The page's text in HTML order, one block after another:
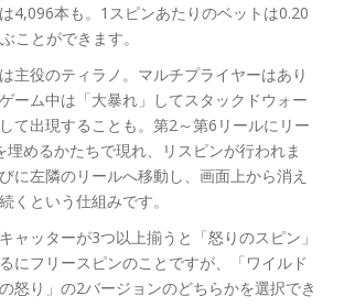
4,096本も。1スピンあたりのベットは0.20
ことができます。
主役のティラノ。マルチプライヤーはあり
ーム中は「大暴れ」してスタックドウォー
て出現することも。第2～第6リールにリー
埋めるかたちで現れ、リスピンが行われま
に左隣のリールへ移動し、画面上から消え
くという仕組みです。
ャッターが3つ以上揃うと「怒りのスピン」
にフリースピンのことですが、「ワイルド
怒り」の2バージョンのどちらかを選択でき